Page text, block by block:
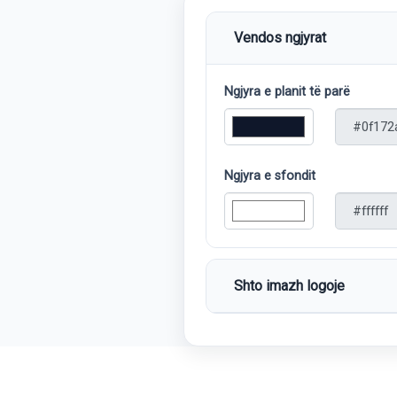
Vendos ngjyrat
Ngjyra e planit të parë
Ngjyra e sfondit
Shto imazh logoje